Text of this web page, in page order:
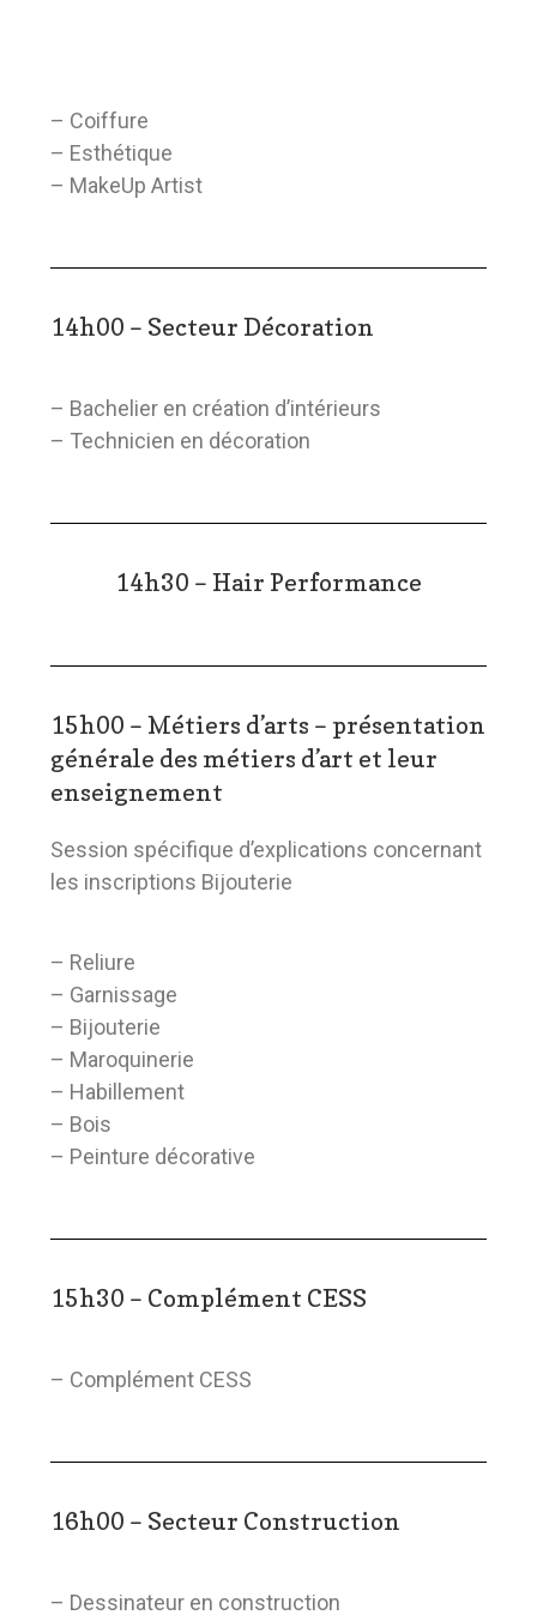
– Coiffure
– Esthétique
– MakeUp Artist
14h00 – Secteur Décoration
– Bachelier en création d’intérieurs
– Technicien en décoration
14h30 – Hair Performance
15h00 – Métiers d’arts – présentation
générale des métiers d’art et leur
enseignement
Session spécifique d’explications concernant
les inscriptions Bijouterie
– Reliure
– Garnissage
– Bijouterie
– Maroquinerie
– Habillement
– Bois
– Peinture décorative
15h30 – Complément CESS
– Complément CESS
16h00 – Secteur Construction
– Dessinateur en construction